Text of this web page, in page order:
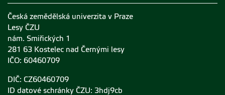
Česká zemědělská univerzita v Praze
Lesy ČZU
nám. Smiřických 1
281 63 Kostelec nad Černými lesy
IČO: 60460709
DIČ: CZ60460709
ID datové schránky ČZU: 3hdj9cb